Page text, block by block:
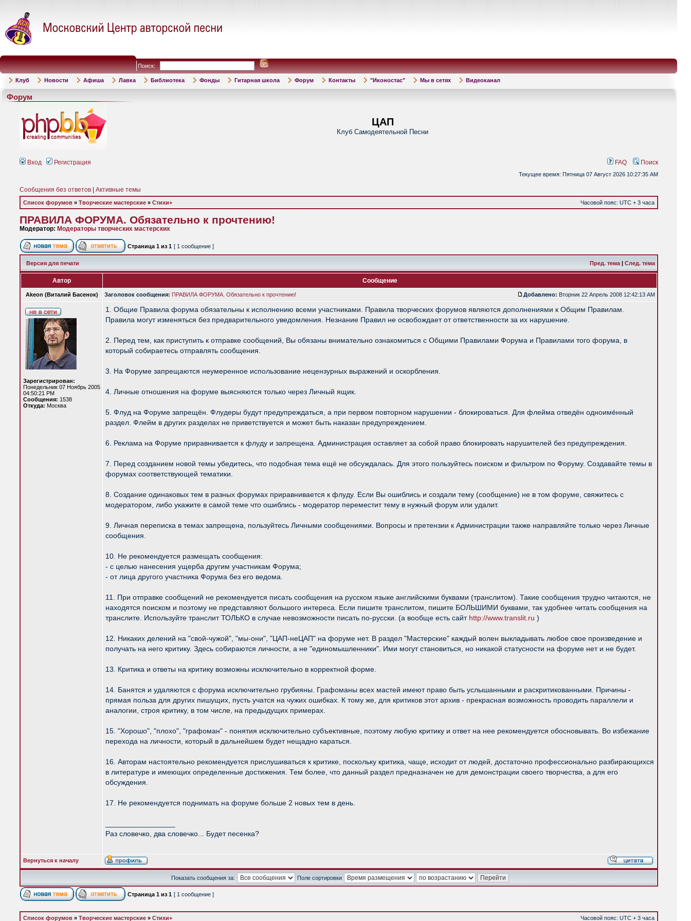
Поиск:
Клуб Новости Афиша Лавка Библиотека Фонды Гитарная школа Форум Контакты "Иконостас" Мы в сетях Видеоканал
Форум
ЦАП
Клуб Самодеятельной Песни
Вход Регистрация FAQ Поиск
Текущее время: Пятница 07 Август 2026 10:27:35 AM
Сообщения без ответов Активные темы
Список форумов » Творческие мастерские » Стихи+ Часовой пояс: UTC + 3 часа
ПРАВИЛА ФОРУМА. Обязательно к прочтению!
Модератор: Модераторы творческих мастерских
Страница 1 из 1 [ 1 сообщение ]
Версия для печати Пред. тема | След. тема
Автор Сообщение
Akeon (Виталий Басенок) Заголовок сообщения: ПРАВИЛА ФОРУМА. Обязательно к прочтению! Добавлено: Вторник 22 Апрель 2008 12:42:13 AM
Зарегистрирован:
Понедельник 07 Ноябрь 2005
04:50:21 PM
Сообщения: 1538
Откуда: Москва
1. Общие Правила форума обязательны к исполнению всеми участниками. Правила творческих форумов являются дополнениями к Общим Правилам.
Правила могут изменяться без предварительного уведомления. Незнание Правил не освобождает от ответственности за их нарушение.
2. Перед тем, как приступить к отправке сообщений, Вы обязаны внимательно ознакомиться с Общими Правилами Форума и Правилами того форума, в
который собираетесь отправлять сообщения.
3. На Форуме запрещаются неумеренное использование нецензурных выражений и оскорбления.
4. Личные отношения на форуме выясняются только через Личный ящик.
5. Флуд на Форуме запрещён. Флудеры будут предупреждаться, а при первом повторном нарушении - блокироваться. Для флейма отведён одноимённый
раздел. Флейм в других разделах не приветствуется и может быть наказан предупреждением.
6. Реклама на Форуме приравнивается к флуду и запрещена. Администрация оставляет за собой право блокировать нарушителей без предупреждения.
7. Перед созданием новой темы убедитесь, что подобная тема ещё не обсуждалась. Для этого пользуйтесь поиском и фильтром по Форуму. Создавайте темы в
форумах соответствующей тематики.
8. Создание одинаковых тем в разных форумах приравнивается к флуду. Если Вы ошиблись и создали тему (сообщение) не в том форуме, свяжитесь с
модератором, либо укажите в самой теме что ошиблись - модератор переместит тему в нужный форум или удалит.
9. Личная переписка в темах запрещена, пользуйтесь Личными сообщениями. Вопросы и претензии к Администрации также направляйте только через Личные
сообщения.
10. Не рекомендуется размещать сообщения:
- с целью нанесения ущерба другим участникам Форума;
- от лица другого участника Форума без его ведома.
11. При отправке сообщений не рекомендуется писать сообщения на русском языке английскими буквами (транслитом). Такие сообщения трудно читаются, не
находятся поиском и поэтому не представляют большого интереса. Если пишите транслитом, пишите БОЛЬШИМИ буквами, так удобнее читать сообщения на
транслите. Используйте транслит ТОЛЬКО в случае невозможности писать по-русски. (а вообще есть сайт http://www.translit.ru )
12. Никаких делений на "свой-чужой", "мы-они", "ЦАП-неЦАП" на форуме нет. В раздел "Мастерские" каждый волен выкладывать любое свое произведение и
получать на него критику. Здесь собираются личности, а не "единомышленники". Ими могут становиться, но никакой статусности на форуме нет и не будет.
13. Критика и ответы на критику возможны исключительно в корректной форме.
14. Банятся и удаляются с форума исключительно грубияны. Графоманы всех мастей имеют право быть услышанными и раскритикованными. Причины -
прямая польза для других пишущих, пусть учатся на чужих ошибках. К тому же, для критиков этот архив - прекрасная возможность проводить параллели и
аналогии, строя критику, в том числе, на предыдущих примерах.
15. "Хорошо", "плохо", "графоман" - понятия исключительно субъективные, поэтому любую критику и ответ на нее рекомендуется обосновывать. Во избежание
перехода на личности, который в дальнейшем будет нещадно караться.
16. Авторам настоятельно рекомендуется прислушиваться к критике, поскольку критика, чаще, исходит от людей, достаточно профессионально разбирающихся
в литературе и имеющих определенные достижения. Тем более, что данный раздел предназначен не для демонстрации своего творчества, а для его
обсуждения.
17. Не рекомендуется поднимать на форуме больше 2 новых тем в день.
Раз словечко, два словечко... Будет песенка?
Вернуться к началу
Показать сообщения за: Поле сортировки
Страница 1 из 1 [ 1 сообщение ]
Список форумов » Творческие мастерские » Стихи+ Часовой пояс: UTC + 3 часа